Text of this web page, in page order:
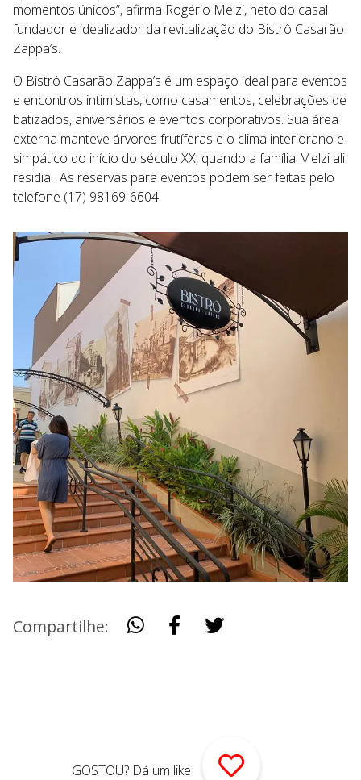
momentos únicos”, afirma Rogério Melzi, neto do casal
fundador e idealizador da revitalização do Bistrô Casarão
Zappa’s.
O Bistrô Casarão Zappa’s é um espaço ideal para eventos
e encontros intimistas, como casamentos, celebrações de
batizados, aniversários e eventos corporativos. Sua área
externa manteve árvores frutíferas e o clima interiorano e
simpático do início do século XX, quando a família Melzi ali
residia. As reservas para eventos podem ser feitas pelo
telefone (17) 98169-6604.
Compartilhe:
GOSTOU? Dá um like